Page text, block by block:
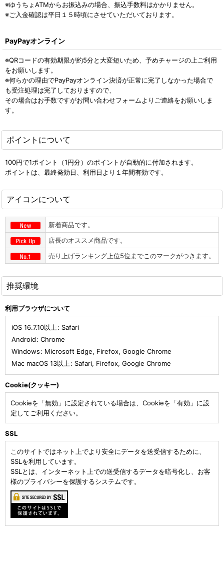
※ゆうちょATMからお振込みの場合、振込手数料はかかりません。
※ご入金確認は平日１５時頃にさせていただいております。
PayPayオンライン
※QRコードの有効期限が約5分と大変短いため、予めチャージの上ご利用
をお願いします。
※何らかの理由でPayPayオンライン決済が正常に完了しなかった場合で
も受注処理は完了しておりますので、
その場合はお手数ですがお問い合わせフォームよりご連絡をお願いしま
す。
ポイントについて
100円で1ポイント（1円分）のポイントが自動的に付加されます。
ポイントは、最終発効日、利用日より１年間有効です。
アイコンについて
新着商品です。
店長のオススメ商品です。
売り上げランキング上位5位までこのマークがつきます。
推奨環境
利用ブラウザについて
iOS 16.7.10以上: Safari
Android: Chrome
Windows: Microsoft Edge, Firefox, Google Chrome
Mac macOS 13以上: Safari, Firefox, Google Chrome
Cookie(クッキー)
Cookieを「無効」に設定されている場合は、Cookieを「有効」に設
定してご利用ください。
SSL
このサイトではネット上でより安全にデータを送受信するために、
SSLを利用しています。
SSLとは、インターネット上での送受信するデータを暗号化し、お客
様のプライバシーを保護するシステムです。